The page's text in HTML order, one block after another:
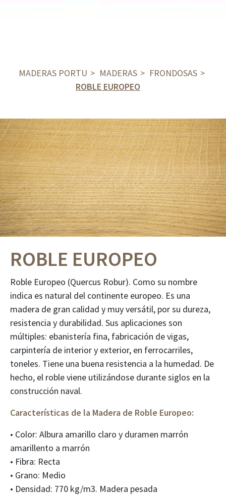
MADERAS PORTU MADERAS
FRONDOSAS
ROBLE EUROPEO
ROBLE EUROPEO
Roble Europeo (Quercus Robur). Como su nombre
indica es natural del continente europeo. Es una
madera de gran calidad y muy versátil, por su dureza,
resistencia y durabilidad. Sus aplicaciones son
múltiples: ebanistería fina, fabricación de vigas,
carpintería de interior y exterior, en ferrocarriles,
toneles. Tiene una buena resistencia a la humedad. De
hecho, el roble viene utilizándose durante siglos en la
construcción naval.
Características de la Madera de Roble Europeo:
• Color: Albura amarillo claro y duramen marrón
amarillento a marrón
• Fibra: Recta
• Grano: Medio
• Densidad: 770 kg/m3. Madera pesada